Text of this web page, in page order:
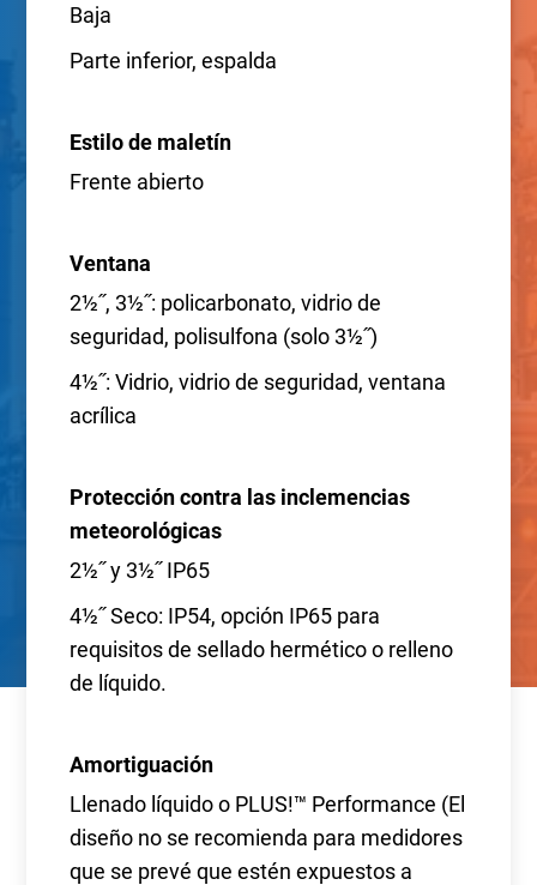
Baja
Parte inferior, espalda
Estilo de maletín
Frente abierto
Ventana
2½˝, 3½˝: policarbonato, vidrio de
seguridad, polisulfona (solo 3½˝)
4½˝: Vidrio, vidrio de seguridad, ventana
acrílica
Protección contra las inclemencias
meteorológicas
2½˝ y 3½˝ IP65
4½˝ Seco: IP54, opción IP65 para
requisitos de sellado hermético o relleno
de líquido.
Amortiguación
Llenado líquido o PLUS!™ Performance (El
diseño no se recomienda para medidores
que se prevé que estén expuestos a